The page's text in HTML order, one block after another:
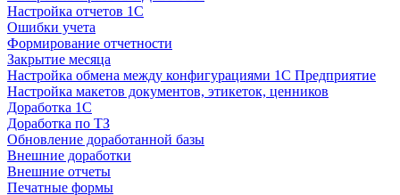
Настройка отчетов 1С
Ошибки учета
Формирование отчетности
Закрытие месяца
Настройка обмена между конфигурациями 1С Предприятие
Настройка макетов документов, этикеток, ценников
Доработка 1С
Доработка по ТЗ
Обновление доработанной базы
Внешние доработки
Внешние отчеты
Печатные формы